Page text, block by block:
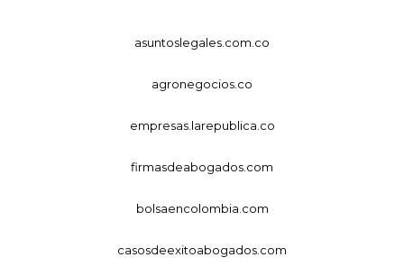
asuntoslegales.com.co
agronegocios.co
empresas.larepublica.co
firmasdeabogados.com
bolsaencolombia.com
casosdeexitoabogados.com